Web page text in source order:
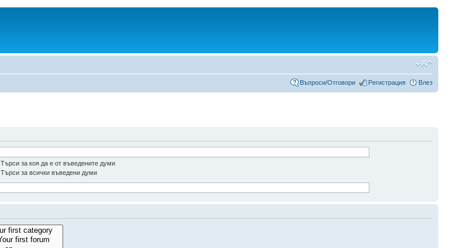
Въпроси/Отговори Регистрация Влез
Търси за коя да е от въведените думи
Търси за всички въведени думи